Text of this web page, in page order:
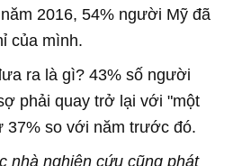
2016, 54% người Mỹ đã
của mình.
ra là gì? 43% số người
phải quay trở lại với "một
37% so với năm trước đó.
nhà nghiên cứu cũng phát